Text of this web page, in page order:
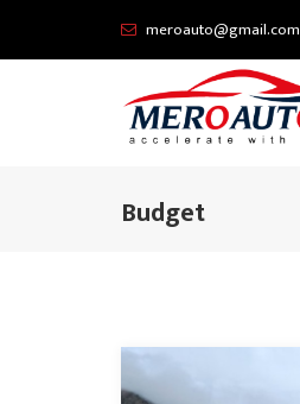
meroauto@gmail.com
Budget